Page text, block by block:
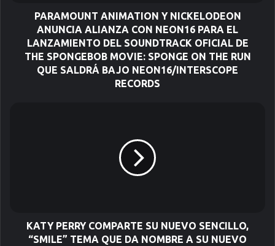
PARAMOUNT ANIMATION Y NICKELODEON
ANUNCIA ALIANZA CON NEON16 PARA EL
LANZAMIENTO DEL SOUNDTRACK OFICIAL DE
THE SPONGEBOB MOVIE: SPONGE ON THE RUN
QUE SALDRÁ BAJO NEON16/INTERSCOPE
RECORDS
KATY PERRY COMPARTE SU NUEVO SENCILLO,
“SMILE” TEMA QUE DA NOMBRE A SU NUEVO